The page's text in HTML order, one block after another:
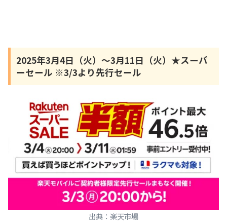
2025年3月4日（火）～3月11日（火）★スーパ
ーセール ※3/3より先行セール
出典：楽天市場